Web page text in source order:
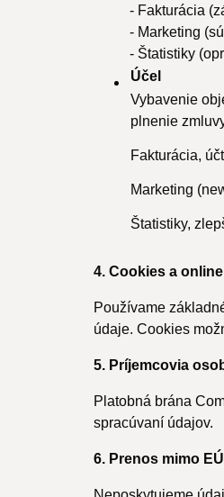
- Fakturácia
- Marketing
- Štatistiky
Účel
Vybavenie
plnenie
Fakturácia,
Marketing
Štatistiky,
4. Cookies a
Používame
údaje. Cookies
5. Príjemcovia
Platobná brána
spracúvaní údajov.
6. Prenos mimo EÚ